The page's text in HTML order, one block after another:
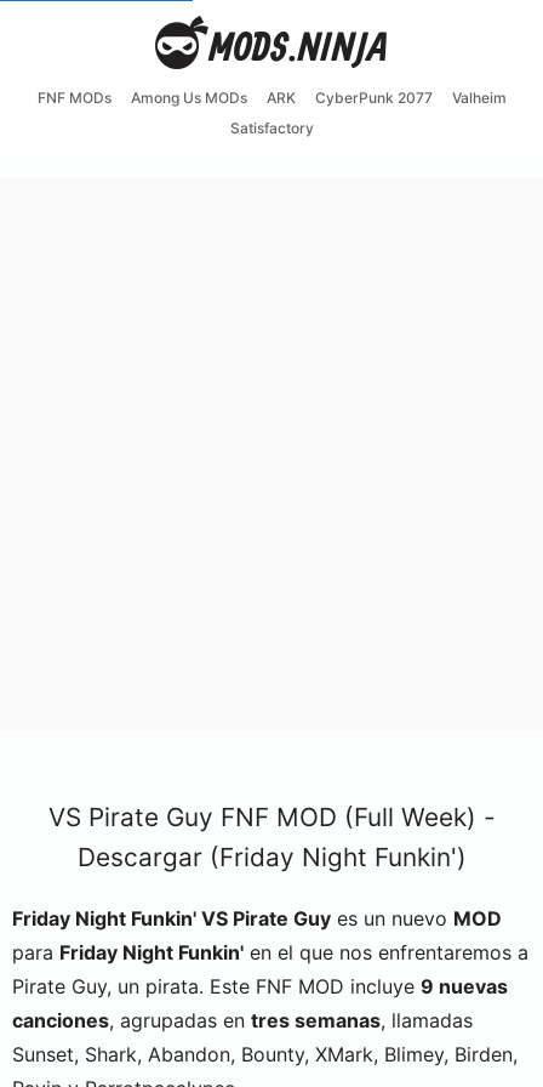
FNF MODs Among Us MODs ARK CyberPunk 2077
Valheim
Satisfactory
VS Pirate Guy FNF MOD (Full Week) -
Descargar (Friday Night Funkin')
Friday Night Funkin' VS Pirate Guy es un nuevo MOD
para Friday Night Funkin' en el que nos enfrentaremos a
Pirate Guy, un pirata. Este FNF MOD incluye 9 nuevas
canciones, agrupadas en tres semanas, llamadas
Sunset, Shark, Abandon, Bounty, XMark, Blimey, Birden,